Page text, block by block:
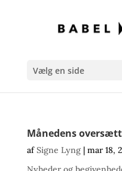
Vælg en side
Månedens
afSigne Lyng| mar 18,